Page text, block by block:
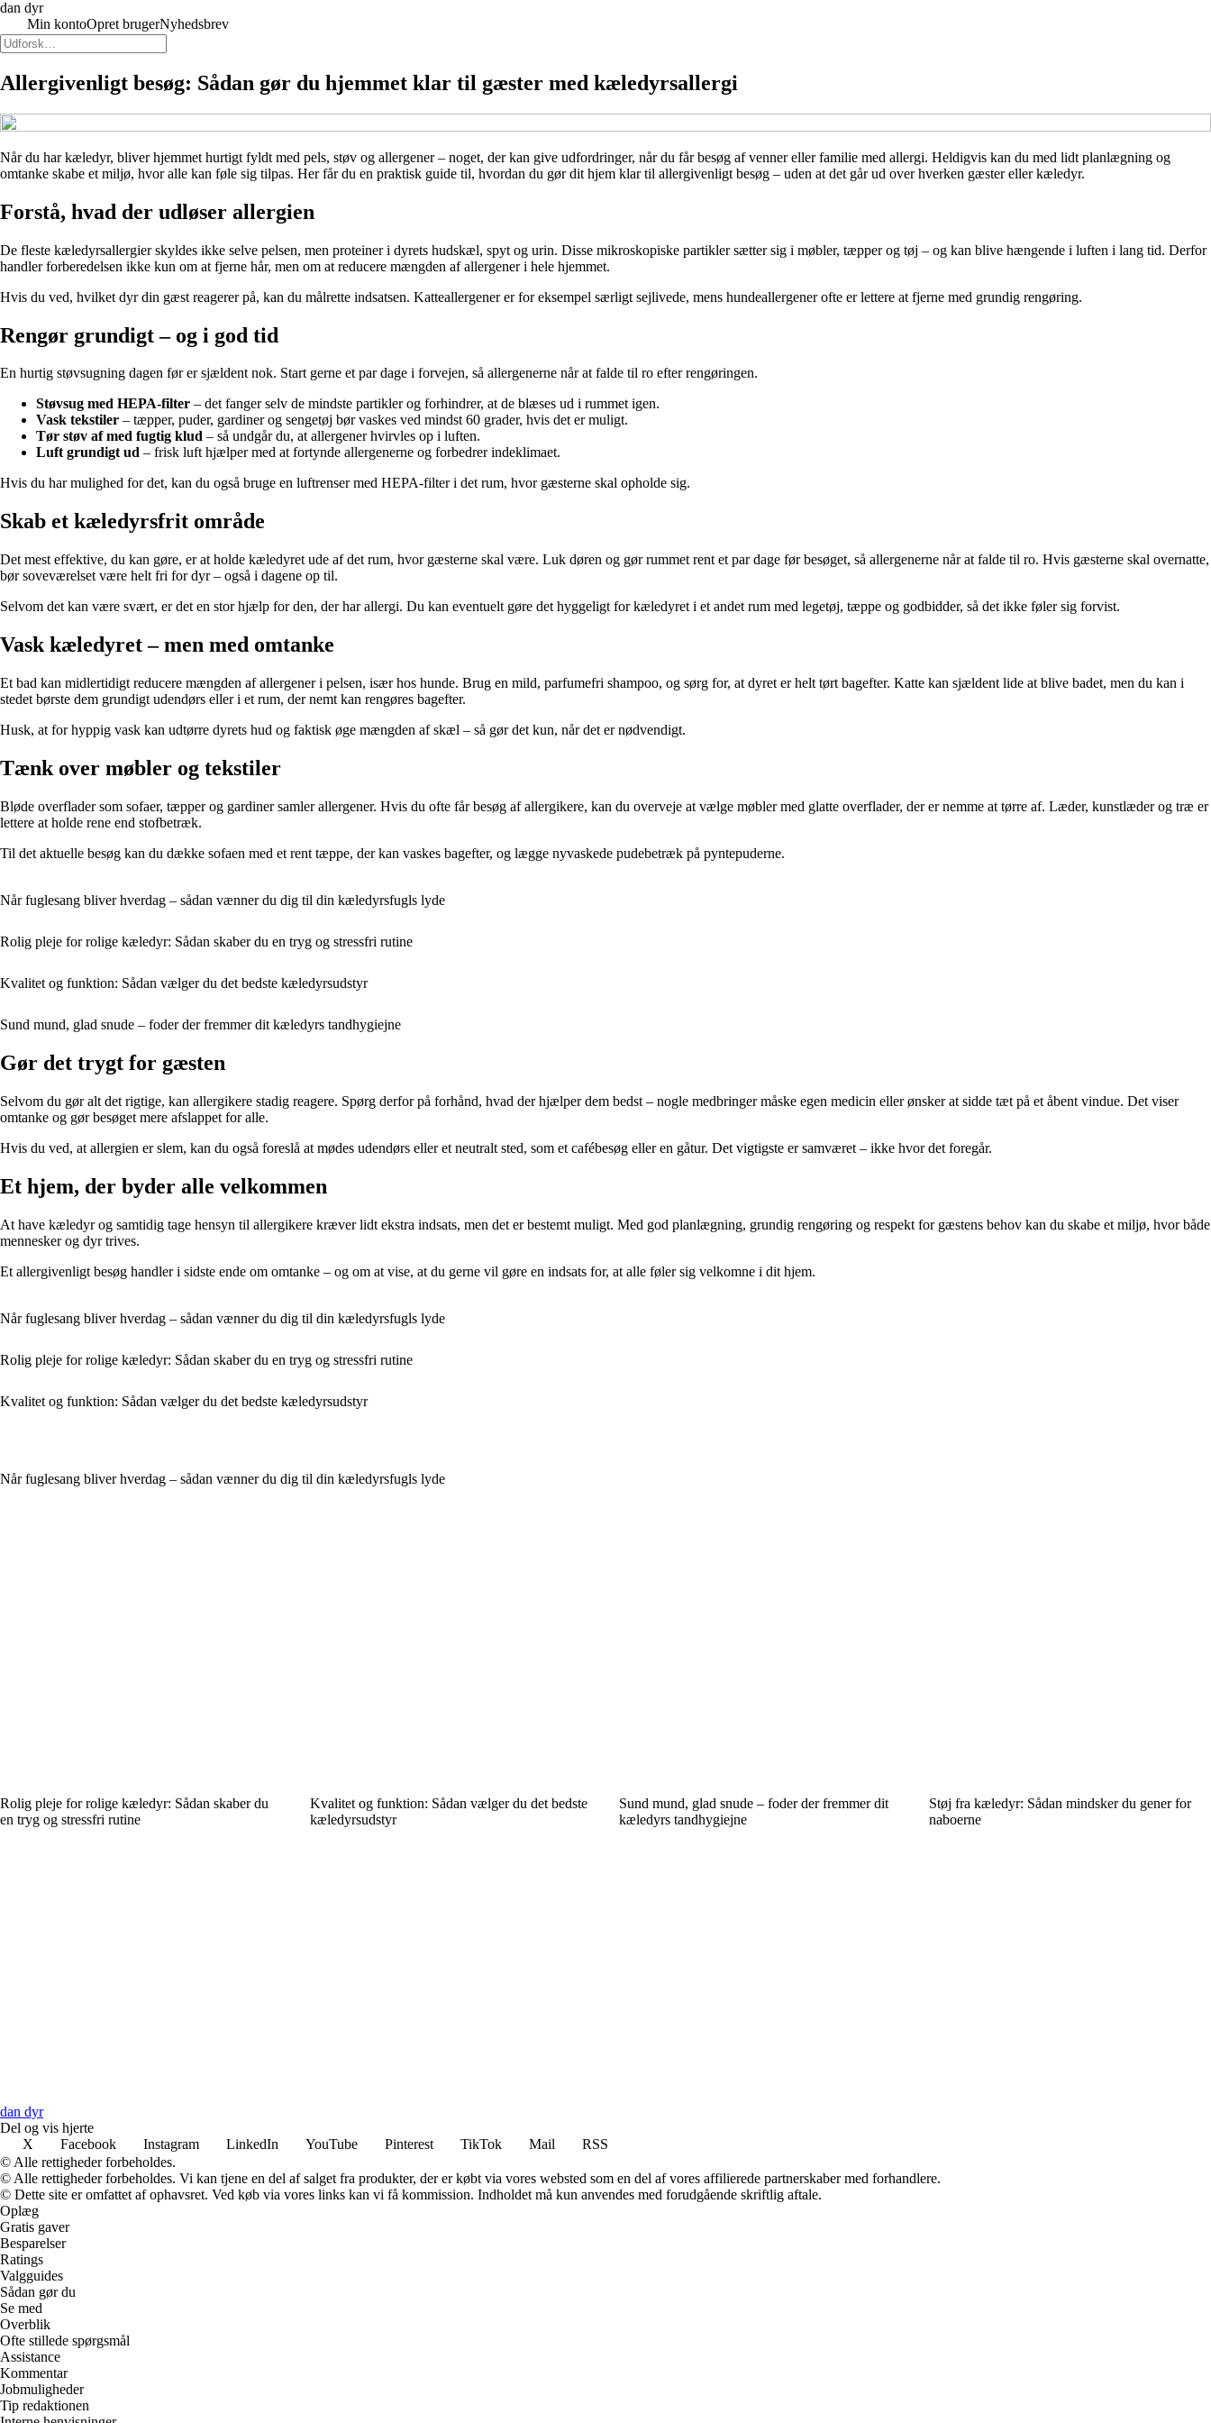
dan dyr
Min kontoOpret brugerNyhedsbrev
Allergivenligt besøg: Sådan gør du hjemmet klar til gæster med kæledyrsallergi
Når du har kæledyr, bliver hjemmet hurtigt fyldt med pels, støv og allergener – noget, der kan give udfordringer, når du får besøg af venner eller familie med allergi. Heldigvis kan du med lidt planlægning og
omtanke skabe et miljø, hvor alle kan føle sig tilpas. Her får du en praktisk guide til, hvordan du gør dit hjem klar til allergivenligt besøg – uden at det går ud over hverken gæster eller kæledyr.
Forstå, hvad der udløser allergien
De fleste kæledyrsallergier skyldes ikke selve pelsen, men proteiner i dyrets hudskæl, spyt og urin. Disse mikroskopiske partikler sætter sig i møbler, tæpper og tøj – og kan blive hængende i luften i lang tid. Derfor
handler forberedelsen ikke kun om at fjerne hår, men om at reducere mængden af allergener i hele hjemmet.
Hvis du ved, hvilket dyr din gæst reagerer på, kan du målrette indsatsen. Katteallergener er for eksempel særligt sejlivede, mens hundeallergener ofte er lettere at fjerne med grundig rengøring.
Rengør grundigt – og i god tid
En hurtig støvsugning dagen før er sjældent nok. Start gerne et par dage i forvejen, så allergenerne når at falde til ro efter rengøringen.
Støvsug med HEPA-filter – det fanger selv de mindste partikler og forhindrer, at de blæses ud i rummet igen.
Vask tekstiler – tæpper, puder, gardiner og sengetøj bør vaskes ved mindst 60 grader, hvis det er muligt.
Tør støv af med fugtig klud – så undgår du, at allergener hvirvles op i luften.
Luft grundigt ud – frisk luft hjælper med at fortynde allergenerne og forbedrer indeklimaet.
Hvis du har mulighed for det, kan du også bruge en luftrenser med HEPA-filter i det rum, hvor gæsterne skal opholde sig.
Skab et kæledyrsfrit område
Det mest effektive, du kan gøre, er at holde kæledyret ude af det rum, hvor gæsterne skal være. Luk døren og gør rummet rent et par dage før besøget, så allergenerne når at falde til ro. Hvis gæsterne skal overnatte,
bør soveværelset være helt fri for dyr – også i dagene op til.
Selvom det kan være svært, er det en stor hjælp for den, der har allergi. Du kan eventuelt gøre det hyggeligt for kæledyret i et andet rum med legetøj, tæppe og godbidder, så det ikke føler sig forvist.
Vask kæledyret – men med omtanke
Et bad kan midlertidigt reducere mængden af allergener i pelsen, især hos hunde. Brug en mild, parfumefri shampoo, og sørg for, at dyret er helt tørt bagefter. Katte kan sjældent lide at blive badet, men du kan i
stedet børste dem grundigt udendørs eller i et rum, der nemt kan rengøres bagefter.
Husk, at for hyppig vask kan udtørre dyrets hud og faktisk øge mængden af skæl – så gør det kun, når det er nødvendigt.
Tænk over møbler og tekstiler
Bløde overflader som sofaer, tæpper og gardiner samler allergener. Hvis du ofte får besøg af allergikere, kan du overveje at vælge møbler med glatte overflader, der er nemme at tørre af. Læder, kunstlæder og træ er
lettere at holde rene end stofbetræk.
Til det aktuelle besøg kan du dække sofaen med et rent tæppe, der kan vaskes bagefter, og lægge nyvaskede pudebetræk på pyntepuderne.
Når fuglesang bliver hverdag – sådan vænner du dig til din kæledyrsfugls lyde
Rolig pleje for rolige kæledyr: Sådan skaber du en tryg og stressfri rutine
Kvalitet og funktion: Sådan vælger du det bedste kæledyrsudstyr
Sund mund, glad snude – foder der fremmer dit kæledyrs tandhygiejne
Gør det trygt for gæsten
Selvom du gør alt det rigtige, kan allergikere stadig reagere. Spørg derfor på forhånd, hvad der hjælper dem bedst – nogle medbringer måske egen medicin eller ønsker at sidde tæt på et åbent vindue. Det viser
omtanke og gør besøget mere afslappet for alle.
Hvis du ved, at allergien er slem, kan du også foreslå at mødes udendørs eller et neutralt sted, som et cafébesøg eller en gåtur. Det vigtigste er samværet – ikke hvor det foregår.
Et hjem, der byder alle velkommen
At have kæledyr og samtidig tage hensyn til allergikere kræver lidt ekstra indsats, men det er bestemt muligt. Med god planlægning, grundig rengøring og respekt for gæstens behov kan du skabe et miljø, hvor både
mennesker og dyr trives.
Et allergivenligt besøg handler i sidste ende om omtanke – og om at vise, at du gerne vil gøre en indsats for, at alle føler sig velkomne i dit hjem.
Når fuglesang bliver hverdag – sådan vænner du dig til din kæledyrsfugls lyde
Rolig pleje for rolige kæledyr: Sådan skaber du en tryg og stressfri rutine
Kvalitet og funktion: Sådan vælger du det bedste kæledyrsudstyr
Når fuglesang bliver hverdag – sådan vænner du dig til din kæledyrsfugls lyde
Rolig pleje for rolige kæledyr: Sådan skaber du
en tryg og stressfri rutine
Kvalitet og funktion: Sådan vælger du det bedste
kæledyrsudstyr
Sund mund, glad snude – foder der fremmer dit
kæledyrs tandhygiejne
Støj fra kæledyr: Sådan mindsker du gener for
naboerne
dan dyr
Del og vis hjerte
X
Facebook Instagram LinkedIn YouTube Pinterest TikTok Mail
RSS
© Alle rettigheder forbeholdes.
© Alle rettigheder forbeholdes. Vi kan tjene en del af salget fra produkter, der er købt via vores websted som en del af vores affilierede partnerskaber med forhandlere.
© Dette site er omfattet af ophavsret. Ved køb via vores links kan vi få kommission. Indholdet må kun anvendes med forudgående skriftlig aftale.
Oplæg
Gratis gaver
Besparelser
Ratings
Valgguides
Sådan gør du
Se med
Overblik
Ofte stillede spørgsmål
Assistance
Kommentar
Jobmuligheder
Tip redaktionen